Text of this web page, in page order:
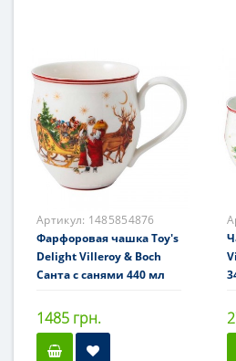
Артикул: 1485854876
Фарфоровая чашка Toy's
Delight Villeroy & Boch
Санта с санями 440 мл
1485 грн.